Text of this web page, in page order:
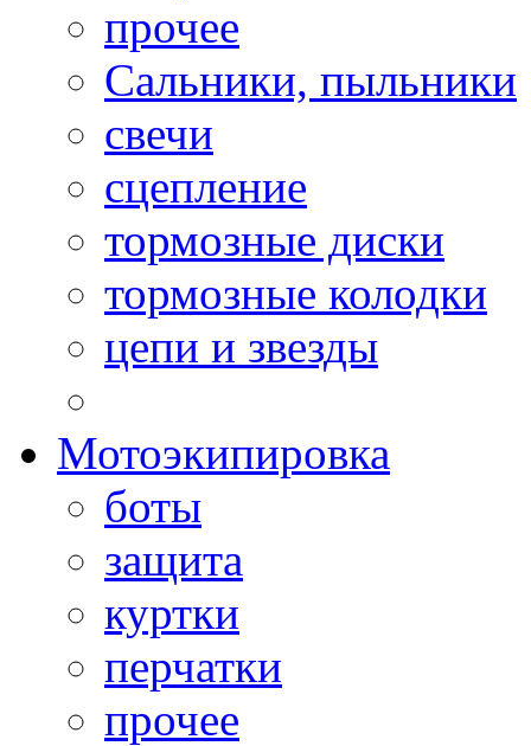
прочее
Сальники, пыльники
свечи
сцепление
тормозные диски
тормозные колодки
цепи и звезды
Мотоэкипировка
боты
защита
куртки
перчатки
прочее